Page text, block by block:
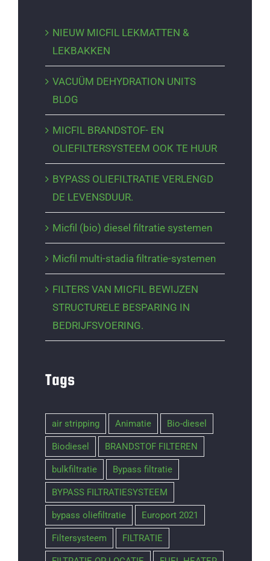
NIEUW MICFIL LEKMATTEN &
LEKBAKKEN
VACUÜM DEHYDRATION UNITS
BLOG
MICFIL BRANDSTOF- EN
OLIEFILTERSYSTEEM OOK TE HUUR
BYPASS OLIEFILTRATIE VERLENGD
DE LEVENSDUUR.
Micfil (bio) diesel filtratie systemen
Micfil multi-stadia filtratie-systemen
FILTERS VAN MICFIL BEWIJZEN
STRUCTURELE BESPARING IN
BEDRIJFSVOERING.
Tags
air stripping Animatie Bio-diesel
Biodiesel BRANDSTOF FILTEREN
bulkfiltratie Bypass filtratie
BYPASS FILTRATIESYSTEEM
bypass oliefiltratie Europort 2021
Filtersysteem FILTRATIE